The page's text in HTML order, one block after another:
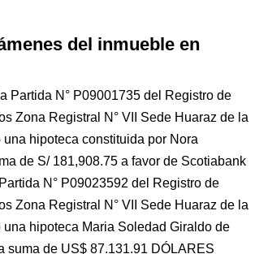
del inmueble en
Partida N° P09001735 del Registro de
Zona Registral N° VII Sede Huaraz de la
hipoteca constituida por Nora
de S/ 181,908.75 a favor de Scotiabank
N° P09023592 del Registro de
Zona Registral N° VII Sede Huaraz de la
hipoteca Maria Soledad Giraldo de
suma de US$ 87.131.91 DÓLARES